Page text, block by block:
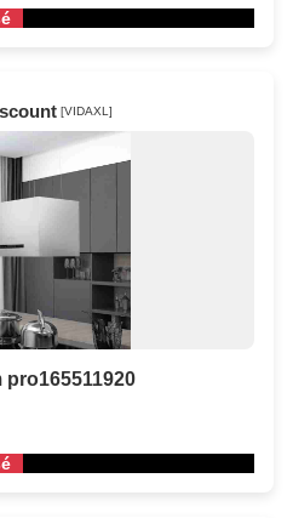
[VIDAXL]